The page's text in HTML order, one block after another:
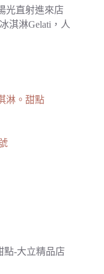
光直射進來店
淇淋Gelati，人
淋。甜點
點-大立精品店